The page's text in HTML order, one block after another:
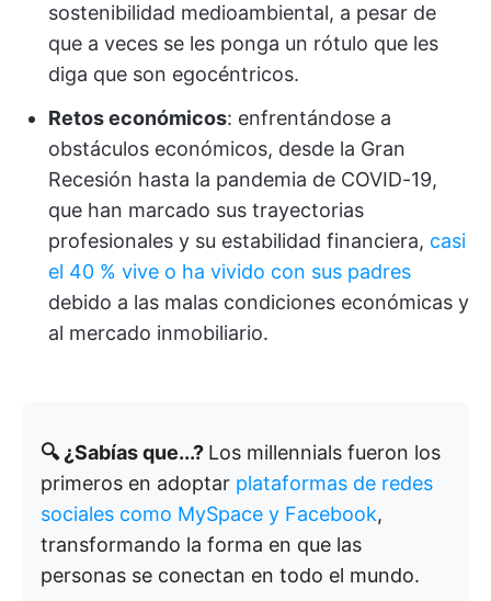
sostenibilidad medioambiental, a pesar de
que a veces se les ponga un rótulo que les
diga que son egocéntricos.
Retos económicos: enfrentándose a
obstáculos económicos, desde la Gran
Recesión hasta la pandemia de COVID-19,
que han marcado sus trayectorias
profesionales y su estabilidad financiera, casi
el 40 % vive o ha vivido con sus padres
debido a las malas condiciones económicas y
al mercado inmobiliario.
🔍 ¿Sabías que...? Los millennials fueron los
primeros en adoptar plataformas de redes
sociales como MySpace y Facebook,
transformando la forma en que las
personas se conectan en todo el mundo.